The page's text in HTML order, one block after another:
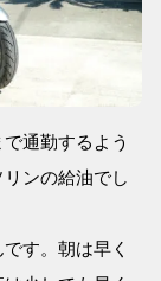
通勤するよう
ンの給油でし
す。朝は早く